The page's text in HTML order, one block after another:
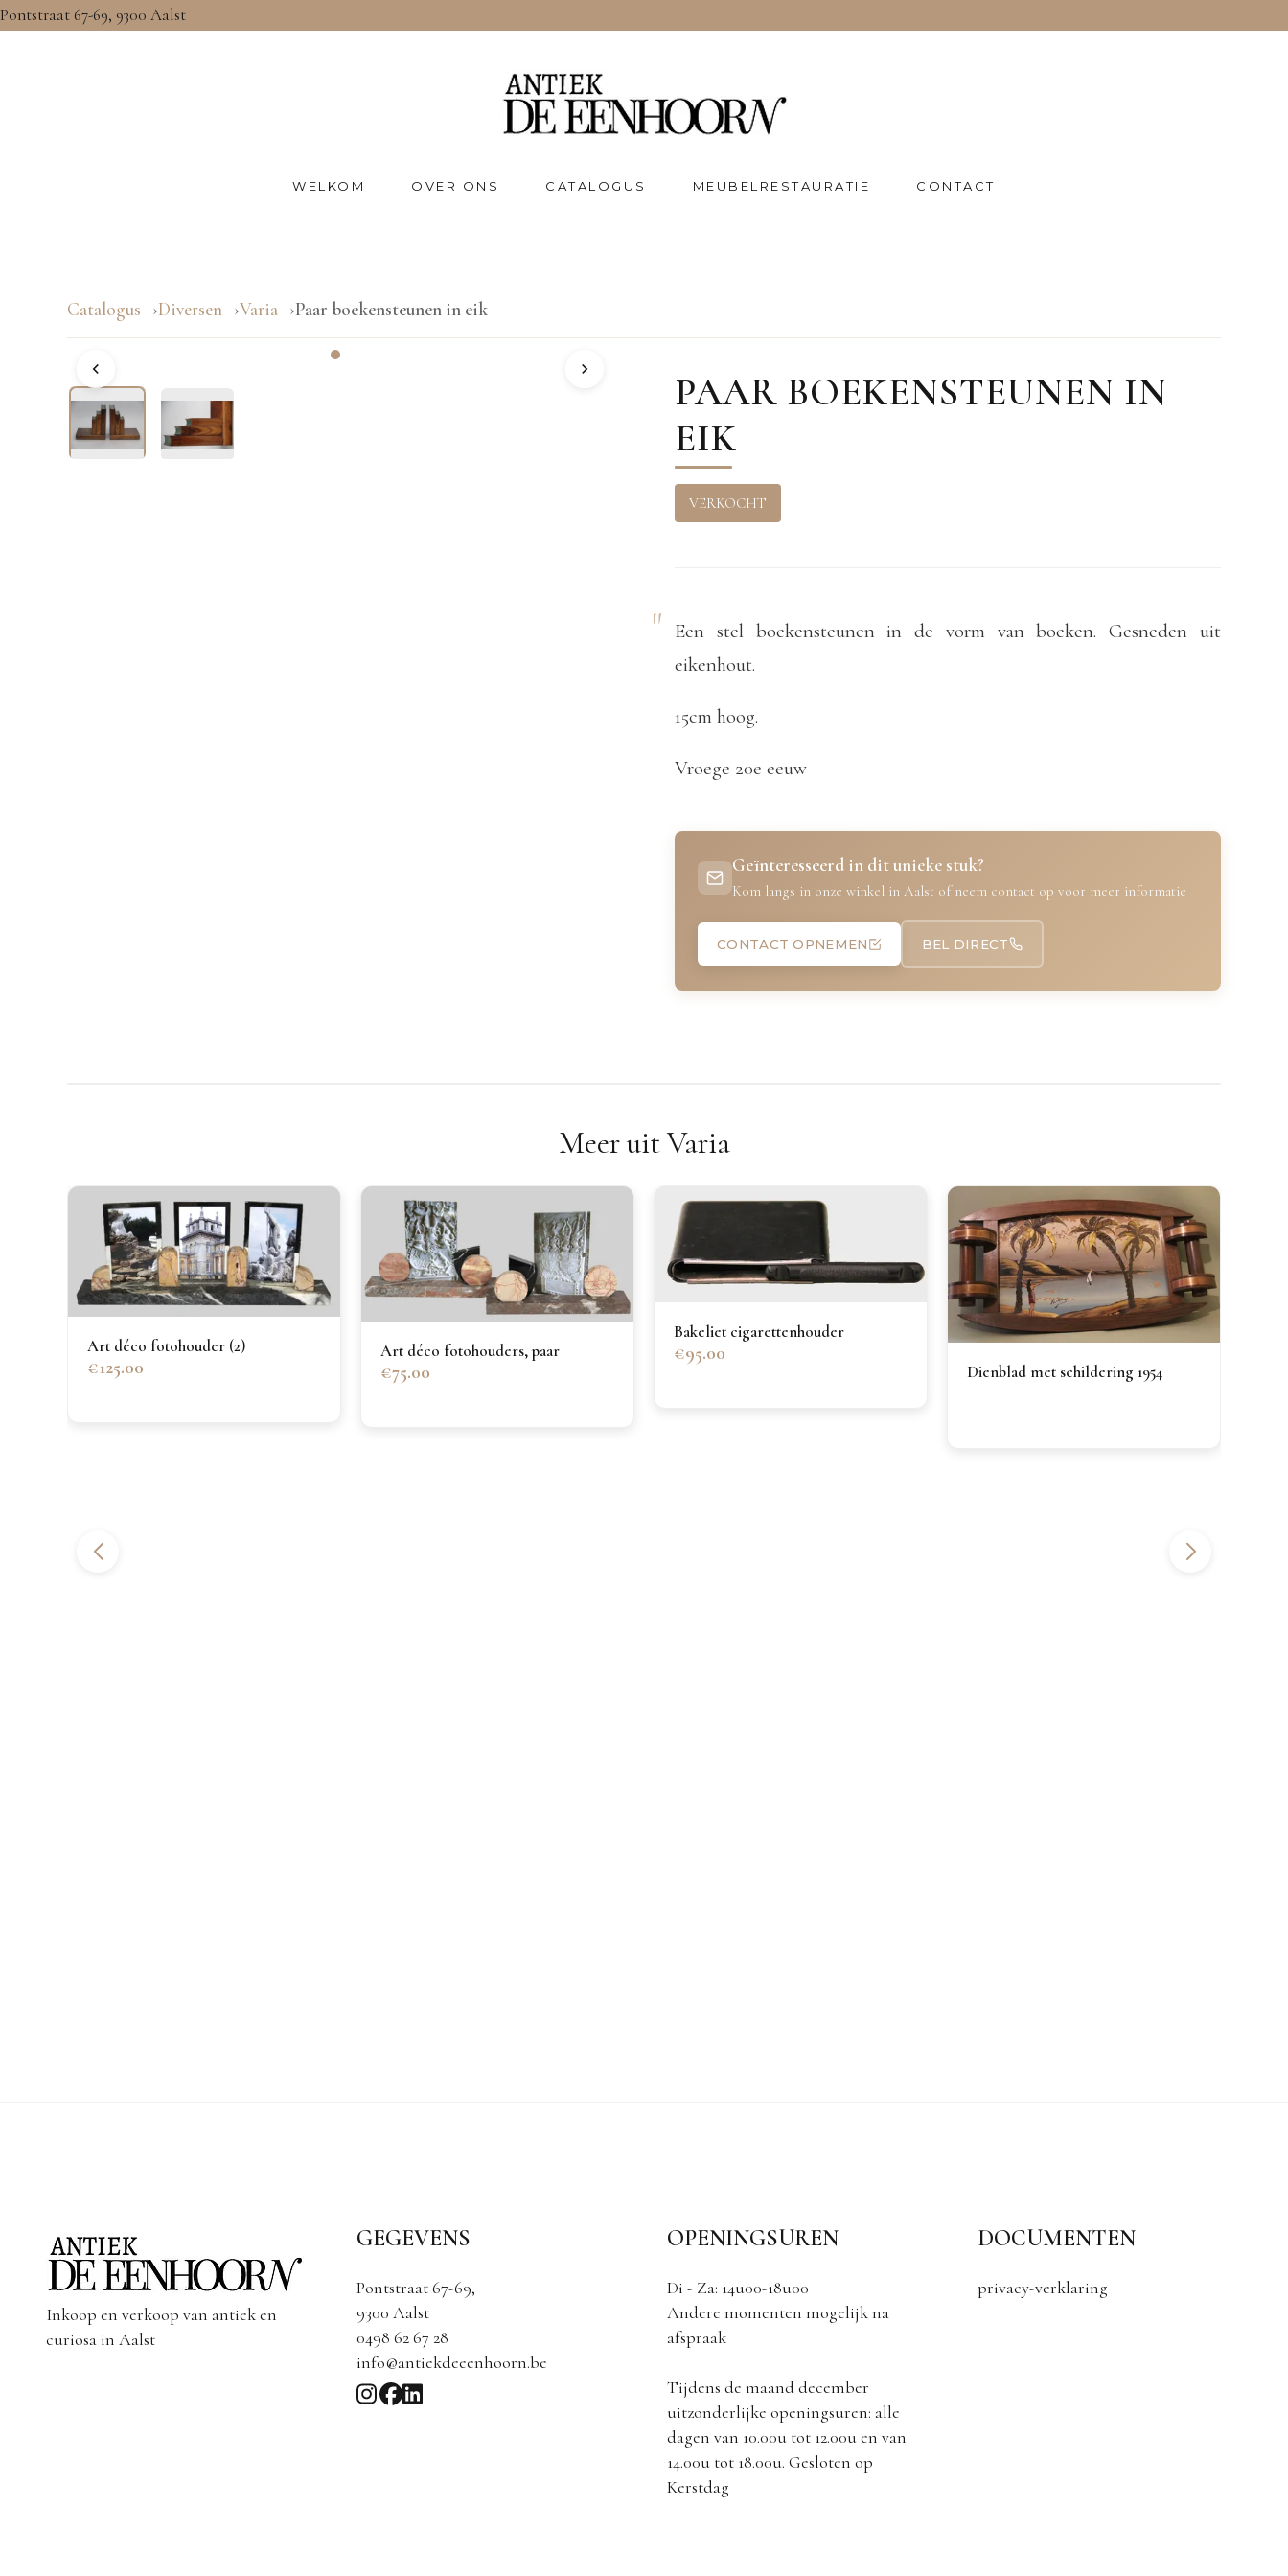
Pontstraat 67-69, 9300 Aalst
WELKOM OVER ONS CATALOGUS MEUBELRESTAURATIE CONTACT
Catalogus Diversen Varia Paar boekensteunen in eik
PAAR BOEKENSTEUNEN IN
EIK
VERKOCHT
Een stel boekensteunen in de vorm van boeken. Gesneden uit
eikenhout.
15cm hoog.
Vroege 20e eeuw
Geïnteresseerd in dit unieke stuk?
Kom langs in onze winkel in Aalst of neem contact op voor meer informatie
CONTACT OPNEMEN BEL DIRECT
Meer uit Varia
Art déco fotohouder (2)
€125.00
Art déco fotohouders, paar
€75.00
Bakeliet cigarettenhouder
€95.00
Dienblad met schildering 1954
Inkoop en verkoop van antiek en
curiosa in Aalst
GEGEVENS
Pontstraat 67-69,
9300 Aalst
0498 62 67 28
info@antiekdeeenhoorn.be
OPENINGSUREN
Di - Za: 14u00-18u00
Andere momenten mogelijk na
afspraak
Tijdens de maand december
uitzonderlijke openingsuren: alle
dagen van 10.00u tot 12.00u en van
14.00u tot 18.00u. Gesloten op
Kerstdag
DOCUMENTEN
privacy-verklaring